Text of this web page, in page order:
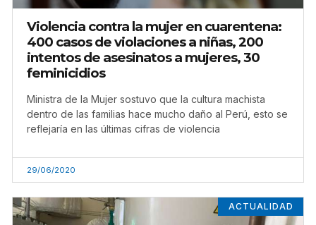
Violencia contra la mujer en cuarentena:
400 casos de violaciones a niñas, 200
intentos de asesinatos a mujeres, 30
feminicidios
Ministra de la Mujer sostuvo que la cultura machista
dentro de las familias hace mucho daño al Perú, esto se
reflejaría en las últimas cifras de violencia
29/06/2020
ACTUALIDAD